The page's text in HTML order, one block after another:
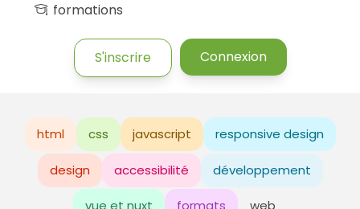
formations
S'inscrire Connexion
html css javascript responsive design
design accessibilité développement
vue et nuxt formats web